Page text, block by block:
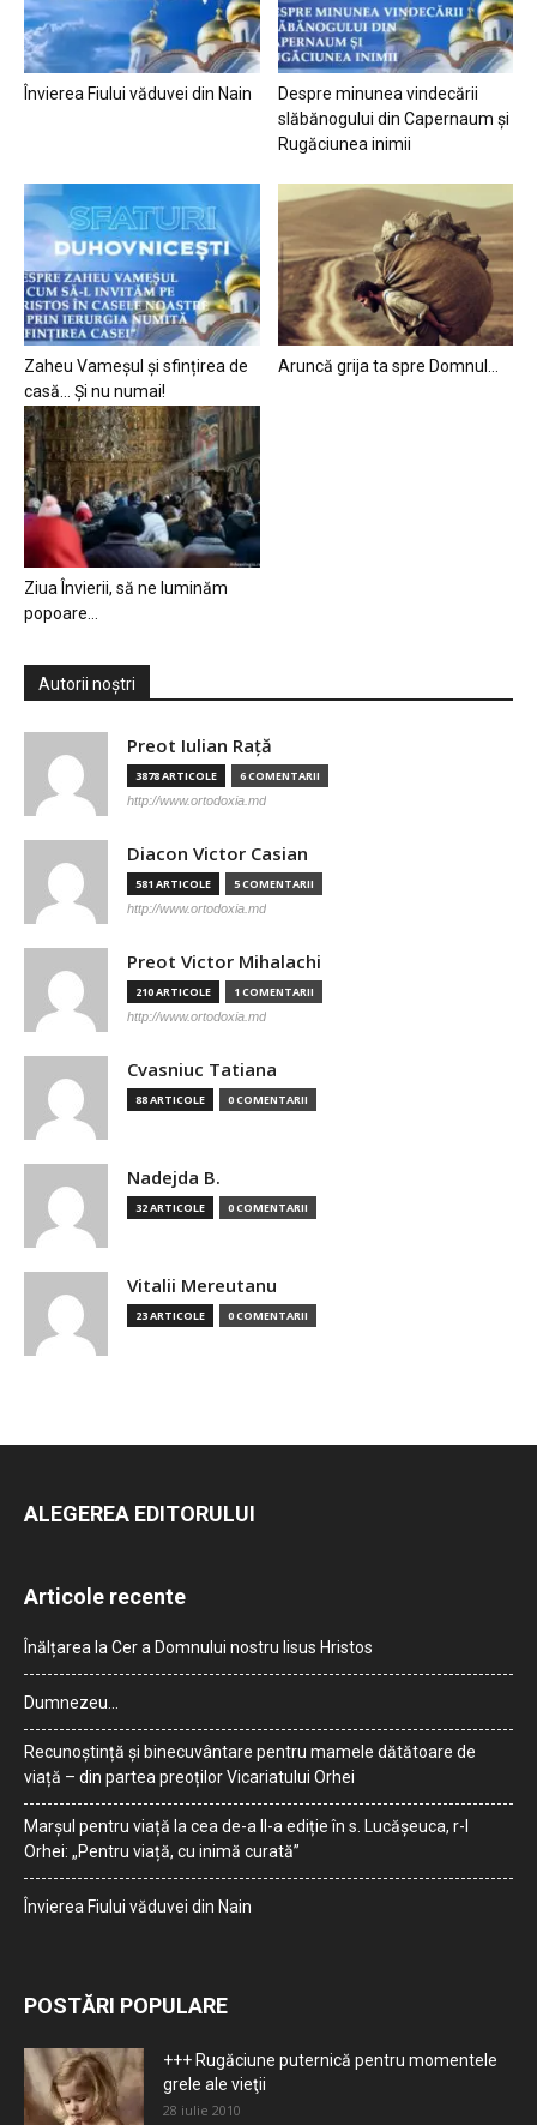
Învierea Fiului văduvei din Nain
Despre minunea vindecării
slăbănogului din Capernaum și
Rugăciunea inimii
Zaheu Vameșul și sfințirea de
casă… Și nu numai!
Aruncă grija ta spre Domnul…
Ziua Învierii, să ne luminăm
popoare…
Autorii noștri
Preot Iulian Raţă
3878 ARTICOLE 6 COMENTARII
http://www.ortodoxia.md
Diacon Victor Casian
581 ARTICOLE 5 COMENTARII
http://www.ortodoxia.md
Preot Victor Mihalachi
210 ARTICOLE 1 COMENTARII
http://www.ortodoxia.md
Cvasniuc Tatiana
88 ARTICOLE 0 COMENTARII
Nadejda B.
32 ARTICOLE 0 COMENTARII
Vitalii Mereutanu
23 ARTICOLE 0 COMENTARII
ALEGEREA EDITORULUI
Articole recente
Înălțarea la Cer a Domnului nostru Iisus Hristos
Dumnezeu…
Recunoștință și binecuvântare pentru mamele dătătoare de
viață – din partea preoților Vicariatului Orhei
Marșul pentru viață la cea de-a II-a ediție în s. Lucășeuca, r-l
Orhei: „Pentru viață, cu inimă curată”
Învierea Fiului văduvei din Nain
POSTĂRI POPULARE
+++ Rugăciune puternică pentru momentele
grele ale vieţii
28 iulie 2010